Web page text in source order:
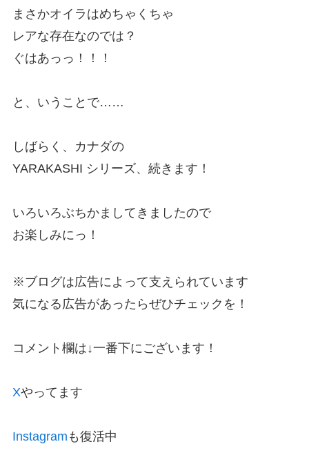
まさかオイラはめちゃくちゃ
レアな存在なのでは？
ぐはあっっ！！！
と、いうことで……
しばらく、カナダの
YARAKASHI シリーズ、続きます！
いろいろぶちかましてきましたので
お楽しみにっ！
※ブログは広告によって支えられています
気になる広告があったらぜひチェックを！
コメント欄は↓一番下にございます！
Xやってます
Instagram も復活中